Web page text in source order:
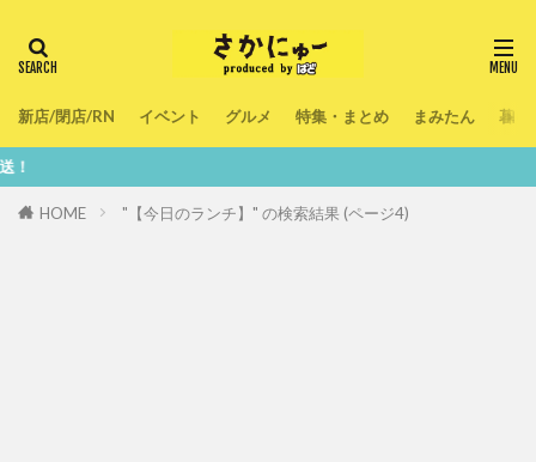
新店/閉店/RN イベント グルメ 特集・まとめ まみたん 暮ら
HOME "【今日のランチ】" の検索結果 (ページ4)